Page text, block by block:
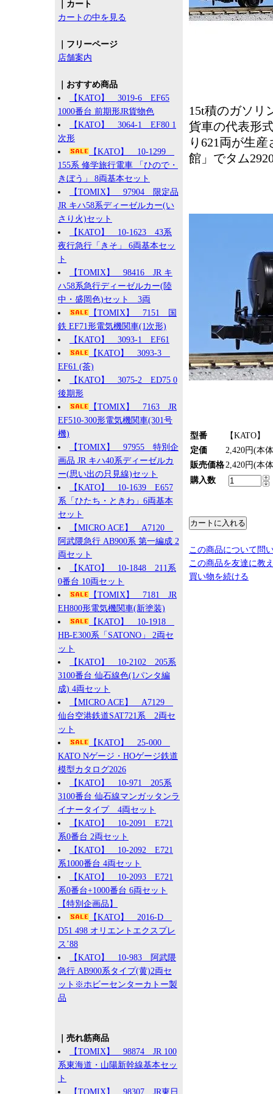
｜カート
カートの中を見る
｜フリーページ
店舗案内
｜おすすめ商品
【KATO】 3019-6 EF65
1000番台 前期形JR貨物色
【KATO】 3064-1 EF80 1
次形
【KATO】 10-1299
155系 修学旅行電車 「ひので・
きぼう」 8両基本セット
【TOMIX】 97904 限定品
JR キハ58系ディーゼルカー(い
さり火)セット
【KATO】 10-1623 43系
夜行急行「きそ」 6両基本セッ
ト
【TOMIX】 98416 JR キ
ハ58系急行ディーゼルカー(陸
中・盛岡色)セット 3両
【TOMIX】 7151 国
鉄 EF71形電気機関車(1次形)
【KATO】 3093-1 EF61
【KATO】 3093-3
EF61 (茶)
【KATO】 3075-2 ED75 0
後期形
【TOMIX】 7163 JR
EF510-300形電気機関車(301号
機)
【TOMIX】 97955 特別企
画品 JR キハ40系ディーゼルカ
ー(思い出の只見線)セット
【KATO】 10-1639 E657
系「ひたち・ときわ」6両基本
セット
【MICRO ACE】 A7120
阿武隈急行 AB900系 第一編成 2
両セット
【KATO】 10-1848 211系
0番台 10両セット
【TOMIX】 7181 JR
EH800形電気機関車(新塗装)
【KATO】 10-1918
HB-E300系「SATONO」 2両セ
ット
【KATO】 10-2102 205系
3100番台 仙石線色(1パンタ編
成) 4両セット
【MICRO ACE】 A7129
仙台空港鉄道SAT721系 2両セ
ット
【KATO】 25-000
KATO Nゲージ・HOゲージ鉄道
模型カタログ2026
【KATO】 10-971 205系
3100番台 仙石線マンガッタンラ
イナータイプ 4両セット
【KATO】 10-2091 E721
系0番台 2両セット
【KATO】 10-2092 E721
系1000番台 4両セット
【KATO】 10-2093 E721
系0番台+1000番台 6両セット
【特別企画品】
【KATO】 2016-D
D51 498 オリエントエクスプレ
ス’88
【KATO】 10-983 阿武隈
急行 AB900系タイプ(黄)2両セ
ット※ホビーセンターカトー製
品
｜売れ筋商品
【TOMIX】 98874 JR 100
系東海道・山陽新幹線基本セッ
ト
【TOMIX】 98307 JR東日
15t積のガソリ
貨車の代表形
り621両が生
館」でタム
型番
【KATO】
定価
2,420円(本
販売価格2,420円(本
購入数
この商品について問
この商品を友達に教
買い物を続ける